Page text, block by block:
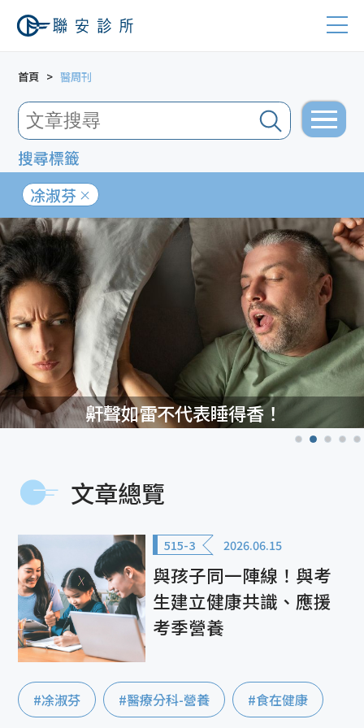
首頁 醫周刊
搜尋標籤
凃淑芬
鼾聲如雷不代表睡得香！
文章總覽
515-3 2026.06.15
與孩子同一陣線！與考
生建立健康共識、應援
考季營養
#凃淑芬 #醫療分科-營養 #食在健康